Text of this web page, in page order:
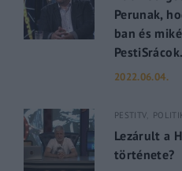
Perunak,
ban és
2022.06.04.
PESTITV
Lezárult a
története?